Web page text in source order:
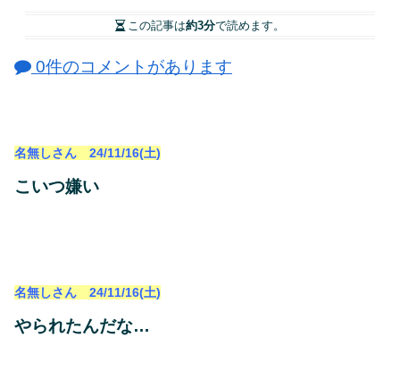
この記事は約3分で読めます。
0件のコメントがあります
名無しさん 24/11/16(土)
こいつ嫌い
名無しさん 24/11/16(土)
やられたんだな…